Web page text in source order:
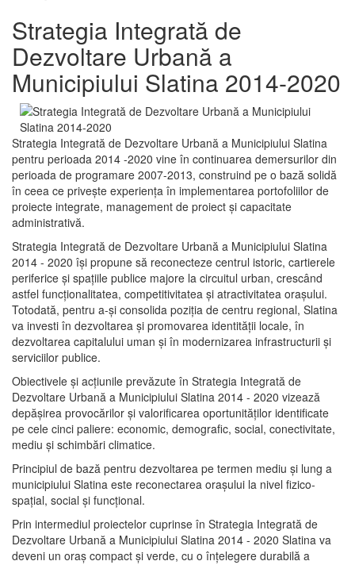
Strategia Integrată de
Dezvoltare Urbană a
Municipiului Slatina 2014-2020
Strategia Integrată de Dezvoltare Urbană a Municipiului Slatina
pentru perioada 2014 -2020 vine în continuarea demersurilor din
perioada de programare 2007-2013, construind pe o bază solidă
în ceea ce priveşte experienţa în implementarea portofoliilor de
proiecte integrate, management de proiect și capacitate
administrativă.
Strategia Integrată de Dezvoltare Urbană a Municipiului Slatina
2014 - 2020 își propune să reconecteze centrul istoric, cartierele
periferice şi spaţiile publice majore la circuitul urban, crescând
astfel funcţionalitatea, competitivitatea şi atractivitatea oraşului.
Totodată, pentru a-şi consolida poziţia de centru regional, Slatina
va investi în dezvoltarea şi promovarea identităţii locale, în
dezvoltarea capitalului uman şi în modernizarea infrastructurii şi
serviciilor publice.
Obiectivele şi acţiunile prevăzute în Strategia Integrată de
Dezvoltare Urbană a Municipiului Slatina 2014 - 2020 vizează
depășirea provocărilor şi valorificarea oportunităţilor identificate
pe cele cinci paliere: economic, demografic, social, conectivitate,
mediu şi schimbări climatice.
Principiul de bază pentru dezvoltarea pe termen mediu şi lung a
municipiului Slatina este reconectarea oraşului la nivel fizico-
spaţial, social şi funcţional.
Prin intermediul proiectelor cuprinse în Strategia Integrată de
Dezvoltare Urbană a Municipiului Slatina 2014 - 2020 Slatina va
deveni un oraş compact şi verde, cu o înţelegere durabilă a